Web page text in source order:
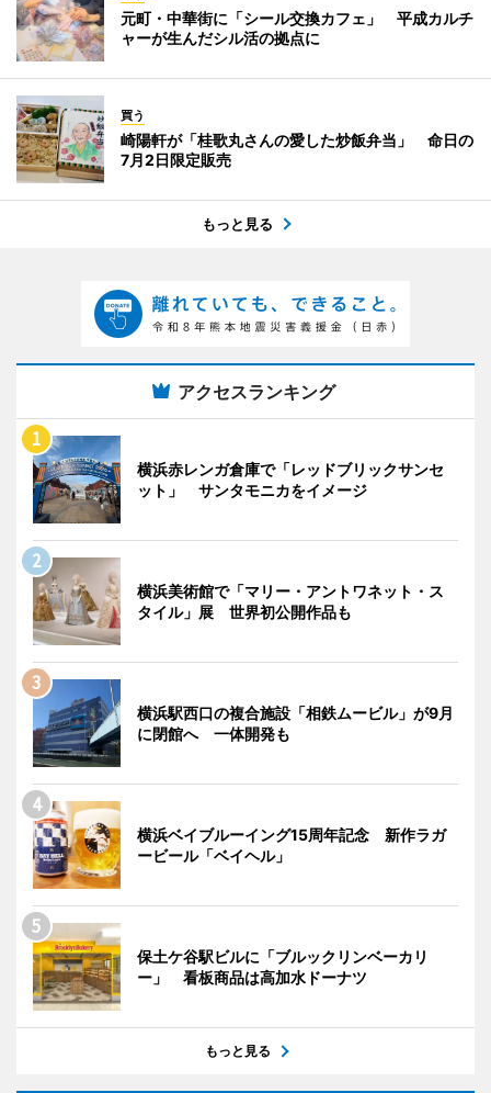
元町・中華街に「シール交換カフェ」 平成カルチ
ャーが生んだシル活の拠点に
買う
崎陽軒が「桂歌丸さんの愛した炒飯弁当」 命日の
7月2日限定販売
もっと見る
アクセスランキング
横浜赤レンガ倉庫で「レッドブリックサンセ
ット」 サンタモニカをイメージ
横浜美術館で「マリー・アントワネット・ス
タイル」展 世界初公開作品も
横浜駅西口の複合施設「相鉄ムービル」が9月
に閉館へ 一体開発も
横浜ベイブルーイング15周年記念 新作ラガ
ービール「ベイヘル」
保土ケ谷駅ビルに「ブルックリンベーカリ
ー」 看板商品は高加水ドーナツ
もっと見る